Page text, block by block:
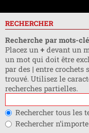
RECHERCHER
Recherche par mots-
Placez un + devant un
un mot qui doit être
par des | entre crochets
trouvé. Utilisez le
recherches partielles.
Rechercher tous les
Rechercher